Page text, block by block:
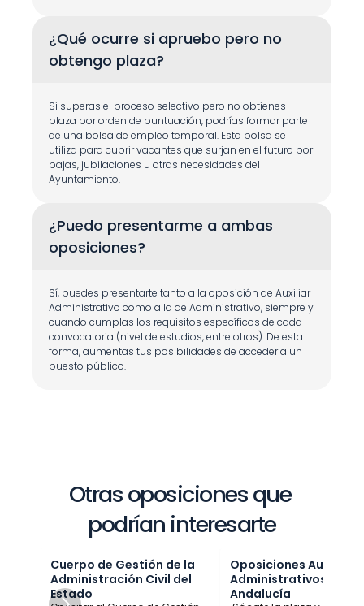
¿Qué ocurre si apruebo pero no
obtengo plaza?
Si superas el proceso selectivo pero no obtienes
plaza por orden de puntuación, podrías formar parte
de una bolsa de empleo temporal. Esta bolsa se
utiliza para cubrir vacantes que surjan en el futuro por
bajas, jubilaciones u otras necesidades del
Ayuntamiento.
¿Puedo presentarme a ambas
oposiciones?
Sí, puedes presentarte tanto a la oposición de Auxiliar
Administrativo como a la de Administrativo, siempre y
cuando cumplas los requisitos específicos de cada
convocatoria (nivel de estudios, entre otros). De esta
forma, aumentas tus posibilidades de acceder a un
puesto público.
Otras oposiciones que
podrían interesarte
Cuerpo de Gestión de la
Administración Civil del
Estado
Oposiciones
Administrativos
Andalucía